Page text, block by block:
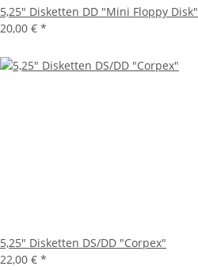
5,25" Disketten DD "Mini Floppy Disk"
20,00 € *
5,25" Disketten DS/DD "Corpex"
22,00 € *